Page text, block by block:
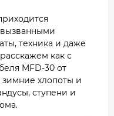
вызванными
техника и даже
как с
MFD-30 от
зимние хлопоты и
ступени и